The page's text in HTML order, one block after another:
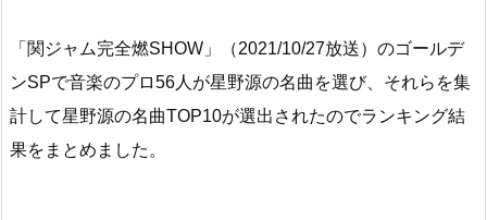
「関ジャム完全燃SHOW」（2021/10/27放送）のゴールデ
ンSPで音楽のプロ56人が星野源の名曲を選び、それらを集
計して星野源の名曲TOP10が選出されたのでランキング結
果をまとめました。